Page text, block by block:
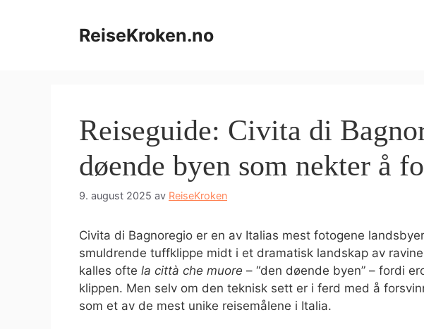
ReiseKroken.no
Reiseguide: Civita di
døende byen som nekter å
9. august 2025 av ReiseKroken
Civita di Bagnoregio er en av Italias mest fotogene
smuldrende tuffklippe midt i et dramatisk landskap av
kalles ofte la città che muore – “den døende byen” – fordi
klippen. Men selv om den teknisk sett er i ferd med å
som et av de mest unike reisemålene i Italia.